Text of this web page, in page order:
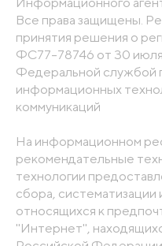
Все права защищены.
принятия решения о
ФС77-78746 от 30 июля
Федеральной службой
информационных
коммуникаций
На информационном
рекомендательные
технологии
сбора, систематизации
относящихся к
"Интернет",